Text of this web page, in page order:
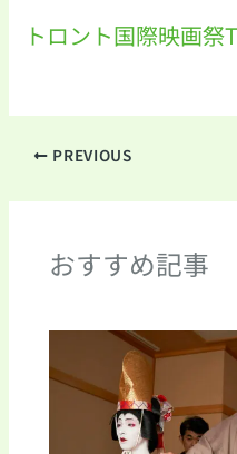
トロント国際映画祭
PREVIOUS
おすすめ記事